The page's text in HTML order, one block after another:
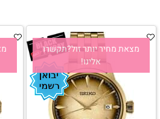
מצאת מחיר יותר זול?תקשרו
אלינו!